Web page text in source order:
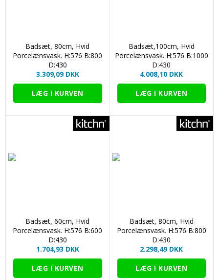
Badsæt, 80cm, Hvid
Porcelænsvask. H:576 B:800
D:430
3.309,09 DKK
Badsæt,100cm, Hvid
Porcelænsvask. H:576 B:1000
D:430
4.008,10 DKK
Badsæt, 60cm, Hvid
Porcelænsvask. H:576 B:600
D:430
1.704,93 DKK
Badsæt, 80cm, Hvid
Porcelænsvask. H:576 B:800
D:430
2.298,49 DKK